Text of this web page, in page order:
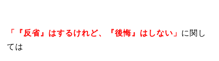
「『反省』はするけれど、『後悔』はしない」 に関し
ては